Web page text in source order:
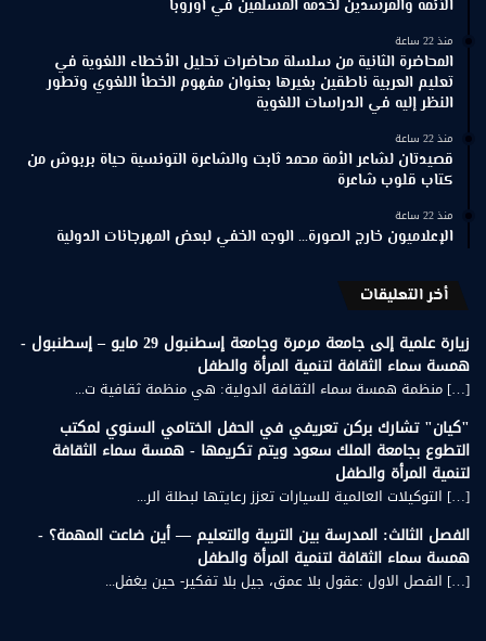
الأئمة والمرشدين لخدمة المسلمين في أوروبا
منذ 22 ساعة
المحاضرة الثانية من سلسلة محاضرات تحليل الأخطاء اللغوية في
تعليم العربية ناطقين بغيرها بعنوان مفهوم الخطأ اللغوي وتطور
النظر إليه في الدراسات اللغوية
منذ 22 ساعة
قصيدتان لشاعر الأمة محمد ثابت والشاعرة التونسية حياة بربوش من
كتاب قلوب شاعرة
منذ 22 ساعة
الإعلاميون خارج الصورة… الوجه الخفي لبعض المهرجانات الدولية
أخر التعليقات
زيارة علمية إلى جامعة مرمرة وجامعة إسطنبول 29 مايو – إسطنبول -
همسة سماء الثقافة لتنمية المرأة والطفل
[…] منظمة همسة سماء الثقافة الدولية: هي منظمة ثقافية ت...
"كيان" تشارك بركن تعريفي في الحفل الختامي السنوي لمكتب
التطوع بجامعة الملك سعود ويتم تكريمها - همسة سماء الثقافة
لتنمية المرأة والطفل
[…] التوكيلات العالمية للسيارات تعزز رعايتها لبطلة الر...
الفصل الثالث: المدرسة بين التربية والتعليم — أين ضاعت المهمة؟ -
همسة سماء الثقافة لتنمية المرأة والطفل
[…] الفصل الاول :عقول بلا عمق، جيل بلا تفكير- حين يغفل...